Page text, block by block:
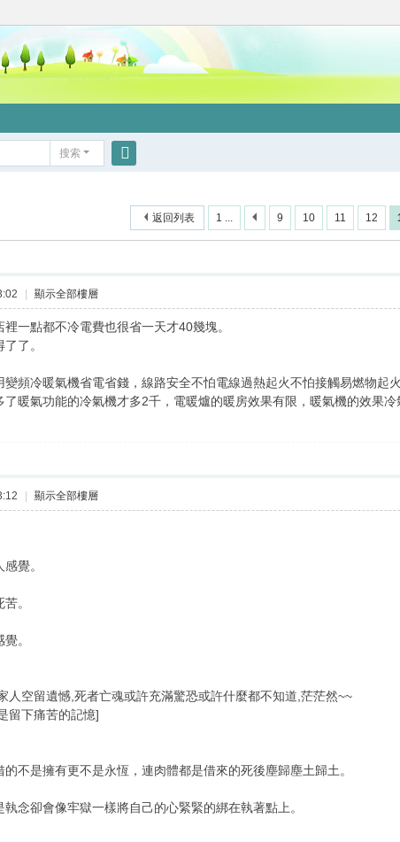
搜索
1 ... 9 10 11 12
返回列表
| 顯示全部樓層
一點都不冷電費也很省一天才40幾塊。
了。
頻冷暖氣機省電省錢，線路安全不怕電線過熱起火不怕接觸易燃物起
暖氣功能的冷氣機才多2千，電暖爐的暖房效果有限，暖氣機的效果
| 顯示全部樓層
覺。
。
。
人空留遺憾,死者亡魂或許充滿驚恐或許什麼都不知道,茫茫然~~
留下痛苦的記憶]
不是擁有更不是永恆，連肉體都是借來的死後塵歸塵土歸土。
念卻會像牢獄一樣將自己的心緊緊的綁在執著點上。